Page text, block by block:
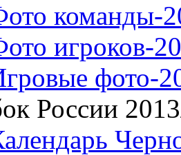
команды-
игроков-
фото-
России